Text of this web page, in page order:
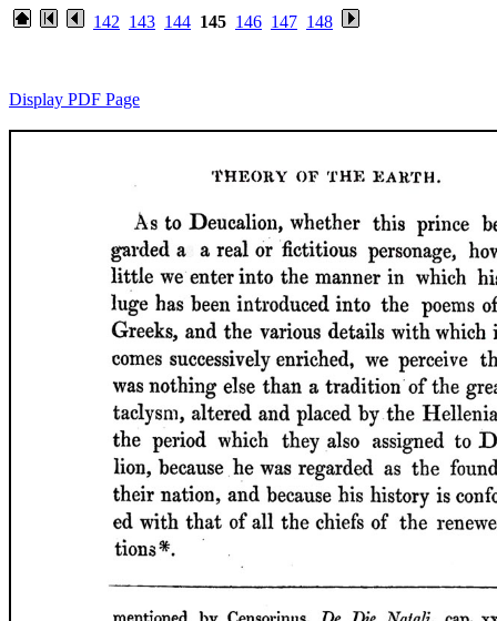
142 143 144 145 146 147 148
Display PDF Page